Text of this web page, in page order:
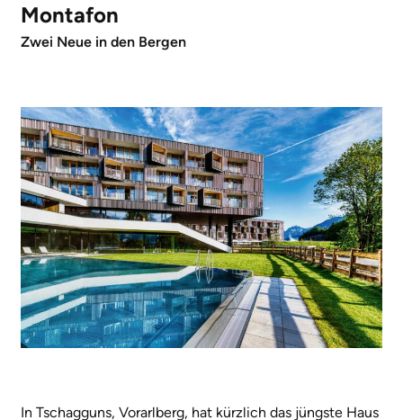
Montafon
Zwei Neue in den Bergen
In Tschagguns, Vorarlberg, hat kürzlich das jüngste Haus